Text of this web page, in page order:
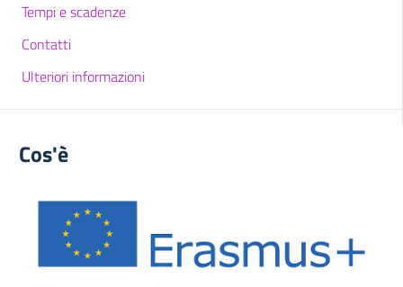
Tempi e scadenze
Contatti
Ulteriori informazioni
Cos'è